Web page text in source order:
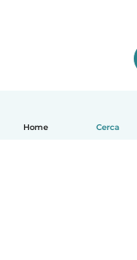
Home Cerca